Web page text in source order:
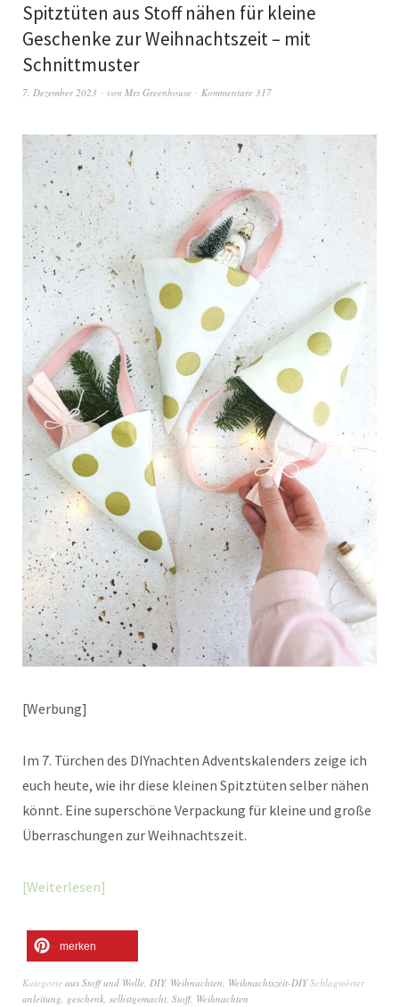
Spitztüten aus Stoff nähen für kleine
Geschenke zur Weihnachtszeit – mit
Schnittmuster
7. Dezember 2023 von Mrs Greenhouse Kommentare 317
[Werbung]
Im 7. Türchen des DIYnachten Adventskalenders zeige ich
euch heute, wie ihr diese kleinen Spitztüten selber nähen
könnt. Eine superschöne Verpackung für kleine und große
Überraschungen zur Weihnachtszeit.
Weiterlesen
merken
Kategorie aus Stoff und Wolle, DIY, Weihnachten, Weihnachtszeit-DIY Schlagwörter
anleitung, geschenk, selbstgemacht, Stoff, Weihnachten